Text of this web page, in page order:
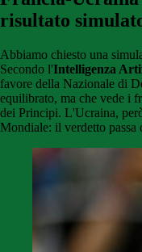
risultato
Abbiamo chiesto una
Secondo l'Intelligenza
favore della Nazionale di
equilibrato, ma che vede i
dei Principi. L'Ucraina,
Mondiale: il verdetto passa